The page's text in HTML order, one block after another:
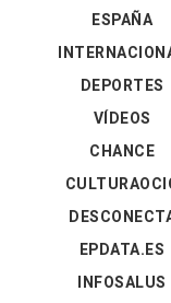
ESPAÑA
DEPORTES
VÍDEOS
CHANCE
EPDATA.ES
INFOSALUS